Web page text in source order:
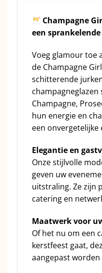
Champagne
een sprankelende
Voeg glamour toe
de Champagne
schitterende
champagneglazen
Champagne,
hun energie en
een onvergetelijke
Elegantie en
Onze stijlvolle
geven uw
uitstraling. Ze zijn
catering en
Maatwerk voor
Of het nu om een
kerstfeest gaat,
aangepast worden